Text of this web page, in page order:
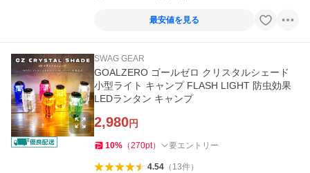
最安値を見る
SWAG GEAR
GOALZERO ゴールゼロ クリスタルシェード
小型ライト キャンプ FLASH LIGHT 防虫効果
LEDランタン キャンプ
2,980円
10% （270pt） 要エントリー
4.54（ 13件）